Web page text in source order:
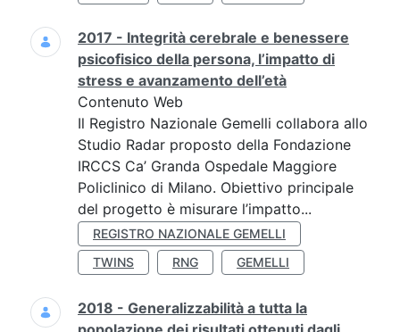
2017 - Integrità cerebrale e benessere
psicofisico della persona, l’impatto di
stress e avanzamento dell’età
Contenuto Web
Il Registro Nazionale Gemelli collabora allo
Studio Radar proposto della Fondazione
IRCCS Ca’ Granda Ospedale Maggiore
Policlinico di Milano. Obiettivo principale
del progetto è misurare l’impatto...
REGISTRO NAZIONALE GEMELLI
TWINS
RNG GEMELLI
2018 - Generalizzabilità a tutta la